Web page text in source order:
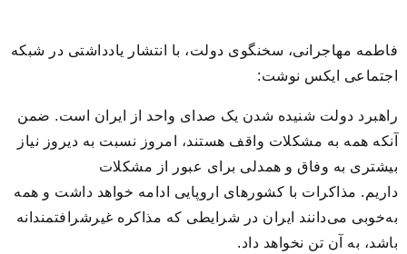
فاطمه مهاجرانی، سخنگوی دولت، با انتشار یادداشتی در شبکه
اجتماعی ایکس نوشت:
راهبرد دولت شنیده شدن یک صدای واحد از ایران است. ضمن
آنکه همه به مشکلات واقف هستند، امروز نسبت به دیروز نیاز
بیشتری به وفاق و همدلی برای عبور از مشکلات
داریم. مذاکرات با کشور‌های اروپایی ادامه خواهد داشت و همه
به‌خوبی می‌دانند ایران در شرایطی که مذاکره غیرشرافتمندانه
باشد، به آن تن نخواهد داد.